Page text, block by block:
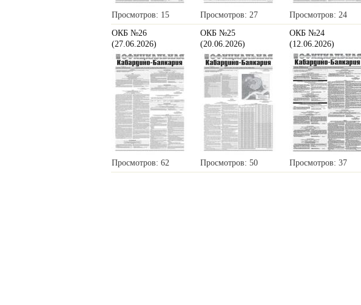
Просмотров: 15 Просмотров: 27 Просмотров: 24
ОКБ №26
(27.06.2026)
Просмотров: 62
ОКБ №25
(20.06.2026)
Просмотров: 50
ОКБ №24
(12.06.2026)
Просмотров: 37